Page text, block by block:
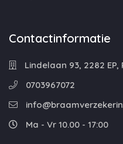
Contactinformatie
Lindelaan 93, 2282 EP,
0703967072
Ma - Vr 10.00 - 17:00